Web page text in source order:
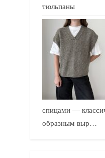
тюльпаны
спицами —
образным выр…